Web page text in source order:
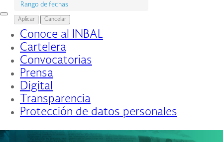
Interruptor
de
Navegación
Conoce al INBAL
Cartelera
Convocatorias
Prensa
Digital
Transparencia
Protección de datos personales
Rango de fechas
Aplicar Cancelar